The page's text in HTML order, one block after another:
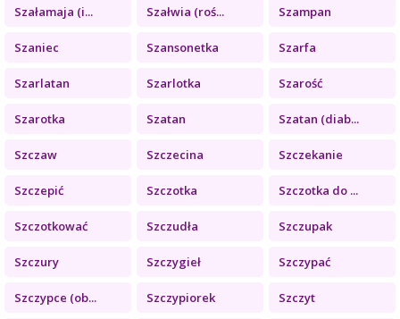
Szałamaja (i... Szałwia (roś... Szampan
Szaniec Szansonetka Szarfa
Szarlatan Szarlotka Szarość
Szarotka Szatan Szatan (diab...
Szczaw Szczecina Szczekanie
Szczepić Szczotka Szczotka do ...
Szczotkować Szczudła Szczupak
Szczury Szczygieł Szczypać
Szczypce (ob... Szczypiorek Szczyt